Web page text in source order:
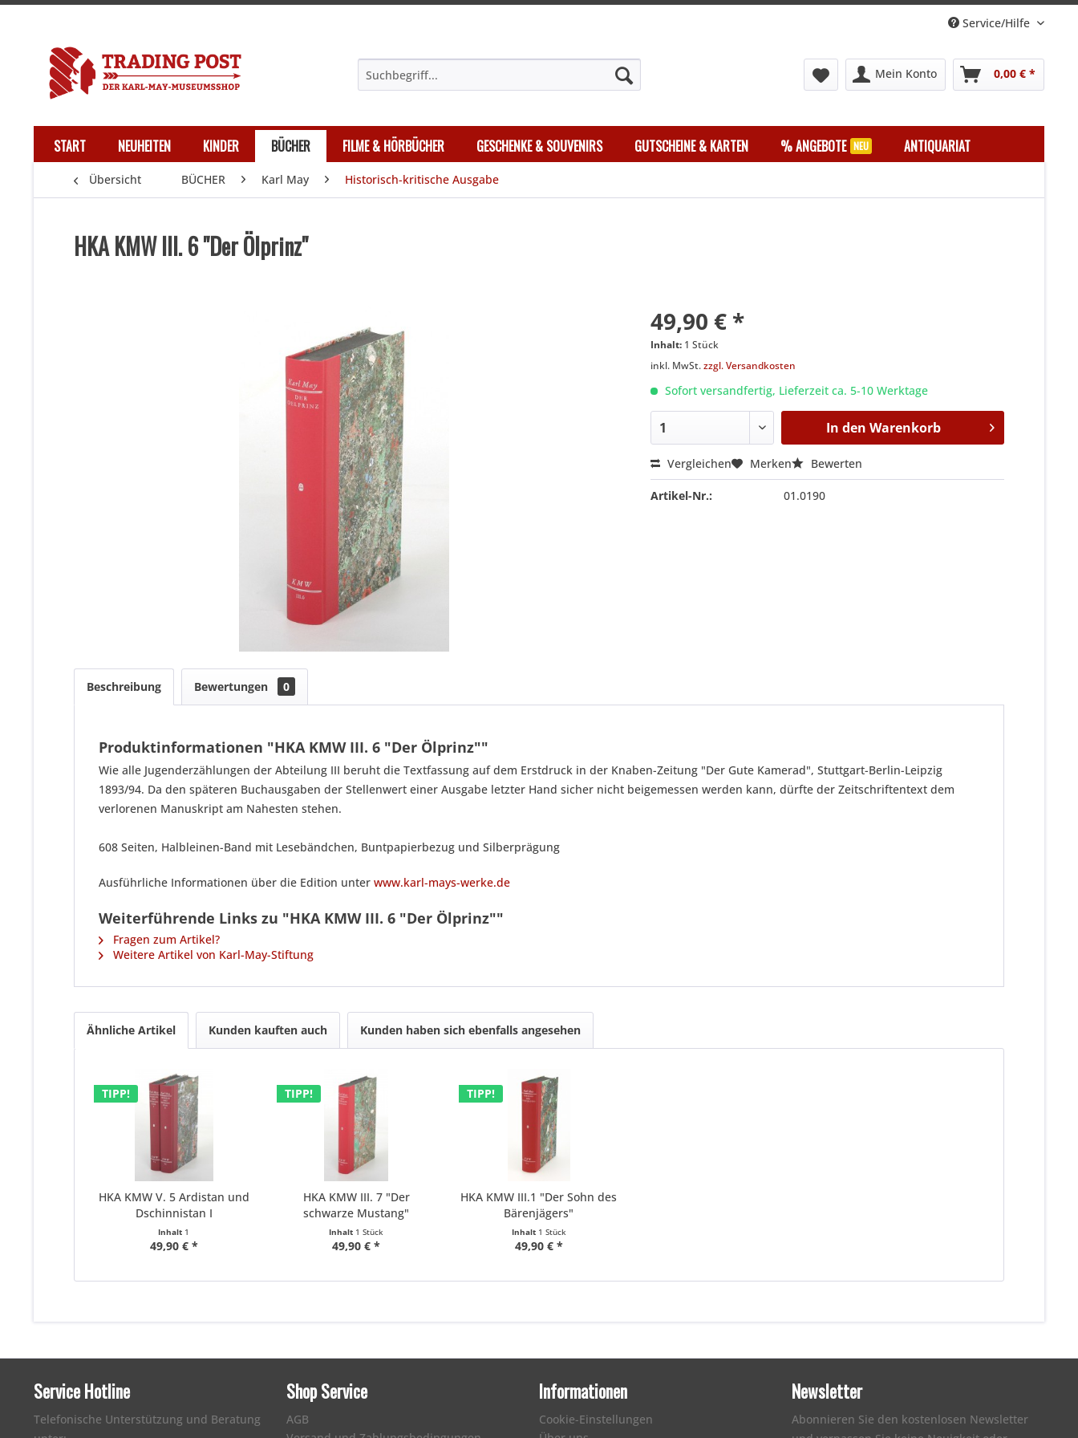
Service/Hilfe
Mein Konto 0,00 € *
START NEUHEITEN KINDER BÜCHER FILME & HÖRBÜCHER GESCHENKE & SOUVENIRS GUTSCHEINE & KARTEN % ANGEBOTE ANTIQUARIAT
Übersicht BÜCHER Karl May Historisch-kritische Ausgabe
HKA KMW III. 6 "Der Ölprinz"
49,90 € *
Inhalt: 1 Stück
inkl. MwSt.zzgl. Versandkosten
Sofort versandfertig, Lieferzeit ca. 5-10 Werktage
In den Warenkorb
Vergleichen Merken Bewerten
Artikel-Nr.: 01.0190
Beschreibung Bewertungen 0
Produktinformationen "HKA KMW III. 6 "Der Ölprinz""
Wie alle Jugenderzählungen der Abteilung III beruht die Textfassung auf dem Erstdruck in der Knaben-Zeitung "Der Gute Kamerad", Stuttgart-Berlin-Leipzig
1893/94. Da den späteren Buchausgaben der Stellenwert einer Ausgabe letzter Hand sicher nicht beigemessen werden kann, dürfte der Zeitschriftentext dem
verlorenen Manuskript am Nahesten stehen.
608 Seiten, Halbleinen-Band mit Lesebändchen, Buntpapierbezug und Silberprägung
Ausführliche Informationen über die Edition unter www.karl-mays-werke.de
Weiterführende Links zu "HKA KMW III. 6 "Der Ölprinz""
Fragen zum Artikel?
Weitere Artikel von Karl-May-Stiftung
Ähnliche Artikel Kunden kauften auch Kunden haben sich ebenfalls angesehen
TIPP!
HKA KMW V. 5 Ardistan und
Dschinnistan I
Inhalt 1
49,90 € *
TIPP!
HKA KMW III. 7 "Der
schwarze Mustang"
Inhalt 1 Stück
49,90 € *
TIPP!
HKA KMW III.1 "Der Sohn des
Bärenjägers"
Inhalt 1 Stück
49,90 € *
Service Hotline
Telefonische Unterstützung und Beratung
Shop Service
AGB
Informationen
Cookie-Einstellungen
Newsletter
Abonnieren Sie den kostenlosen Newsletter